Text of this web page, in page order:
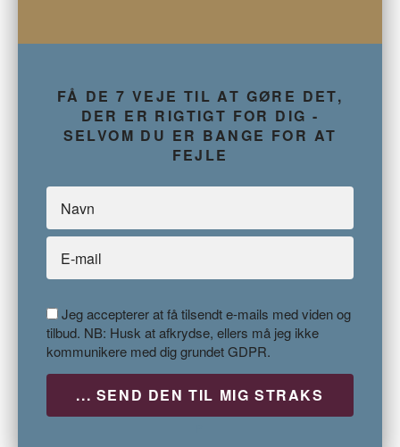
FÅ DE 7 VEJE TIL AT GØRE DET,
DER ER RIGTIGT FOR DIG -
SELVOM DU ER BANGE FOR AT
FEJLE
Jeg accepterer at få tilsendt e-mails med viden og
tilbud. NB: Husk at afkrydse, ellers må jeg ikke
kommunikere med dig grundet GDPR.